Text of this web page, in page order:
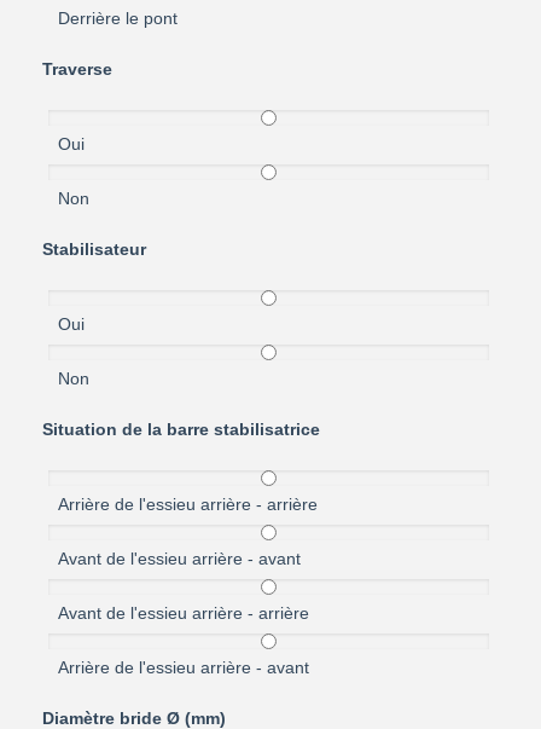
Derrière le pont
Traverse
Oui
Non
Stabilisateur
Oui
Non
Situation de la barre stabilisatrice
Arrière de l'essieu arrière - arrière
Avant de l'essieu arrière - avant
Avant de l'essieu arrière - arrière
Arrière de l'essieu arrière - avant
Diamètre bride Ø (mm)